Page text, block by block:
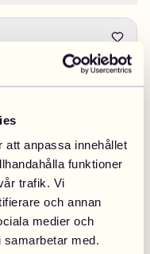
att anpassa innehållet
funktioner
trafik. Vi
och annan
medier och
med.
Blue